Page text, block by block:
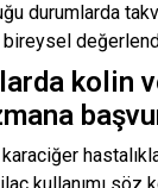
durumlarda
kolin